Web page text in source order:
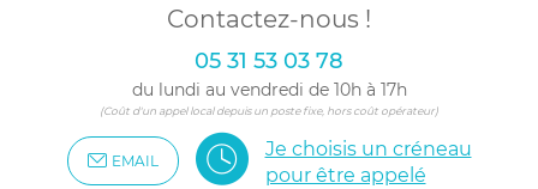
Contactez-nous !
05 31 53 03 78
du lundi au vendredi de 10h à 17h
(Coût d'un appel local depuis un poste fixe, hors coût opérateur)
EMAIL
Je choisis un créneau
pour être appelé